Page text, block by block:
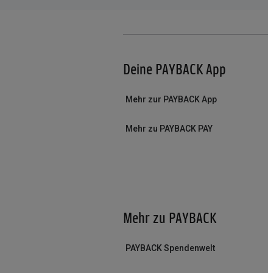
Deine PAYBACK App
Mehr zur PAYBACK App
Mehr zu PAYBACK PAY
Mehr zu PAYBACK
PAYBACK Spendenwelt